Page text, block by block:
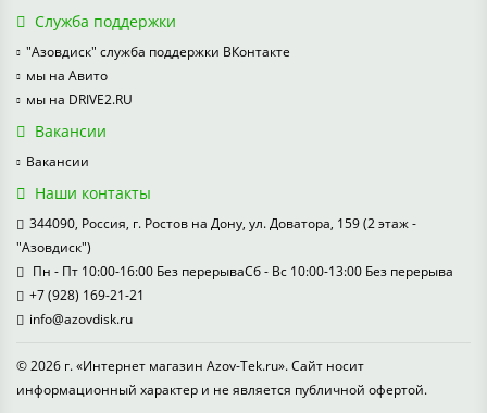
Служба поддержки
"Азовдиск" служба поддержки ВКонтакте
мы на Авито
мы на DRIVE2.RU
Вакансии
Вакансии
Наши контакты
344090, Россия, г. Ростов на Дону, ул. Доватора, 159 (2 этаж -
"Азовдиск")
Пн - Пт 10:00-16:00 Без перерываСб - Вс 10:00-13:00 Без перерыва
+7 (928) 169-21-21
info@azovdisk.ru
© 2026 г. «Интернет магазин Azov-Tek.ru». Сайт носит
информационный характер и не является публичной офертой.